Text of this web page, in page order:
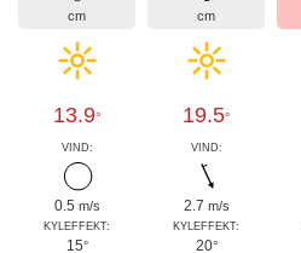
cm
13.9°
VIND:
0.5 m/s
KYLEFFEKT:
15°
cm
19.5°
VIND:
2.7 m/s
KYLEFFEKT:
20°